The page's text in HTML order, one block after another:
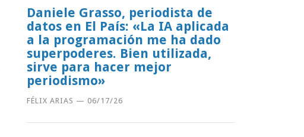
Daniele Grasso, periodista de
datos en El País: «La IA aplicada
a la programación me ha dado
superpoderes. Bien utilizada,
sirve para hacer mejor
periodismo»
FÉLIX ARIAS — 06/17/26